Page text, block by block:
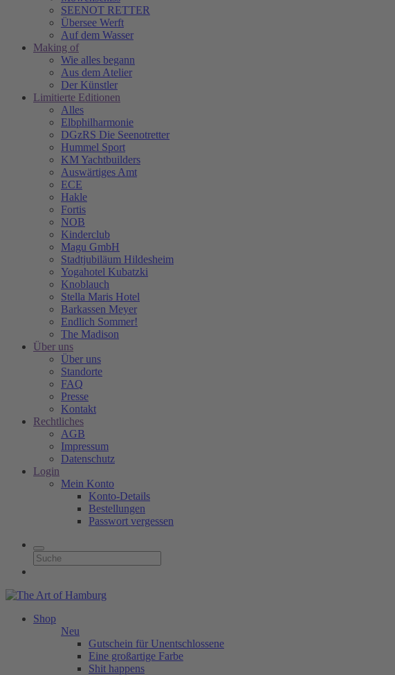
SEENOT RETTER
Übersee Werft
Auf dem Wasser
Making of
Wie alles begann
Aus dem Atelier
Der Künstler
Limitierte Editionen
Alles
Elbphilharmonie
DGzRS Die Seenotretter
Hummel Sport
KM Yachtbuilders
Auswärtiges Amt
ECE
Hakle
Fortis
NOB
Kinderclub
Magu GmbH
Stadtjubiläum Hildesheim
Yogahotel Kubatzki
Knoblauch
Stella Maris Hotel
Barkassen Meyer
Endlich Sommer!
The Madison
Über uns
Über uns
Standorte
FAQ
Presse
Kontakt
Rechtliches
AGB
Impressum
Datenschutz
Login
Mein Konto
Konto-Details
Bestellungen
Passwort vergessen
Shop
Neu
Gutschein für Unentschlossene
Eine großartige Farbe
Shit happens